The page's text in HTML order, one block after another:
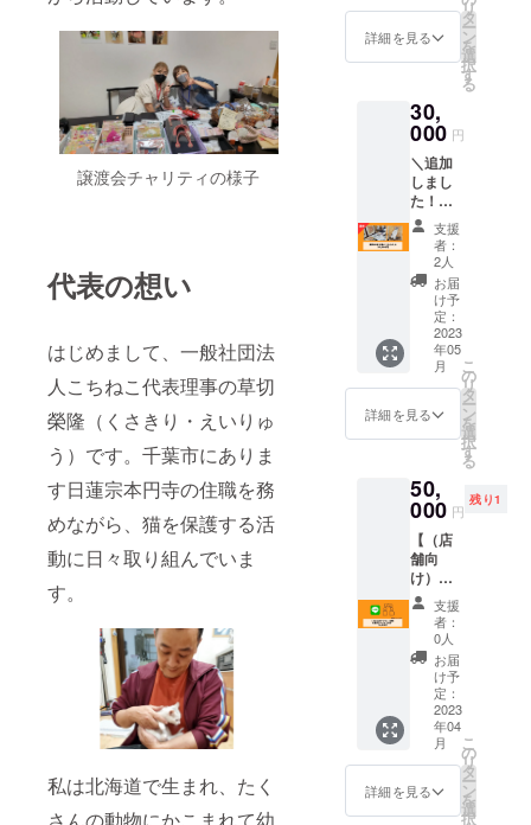
譲渡会チャリティの様子
代表の想い
はじめまして、一般社団法
人こちねこ代表理事の草切
榮隆（くさきり・えいりゅ
う）です。千葉市にありま
す日蓮宗本円寺の住職を務
めながら、猫を保護する活
動に日々取り組んでいま
す。
私は北海道で生まれ、たく
の構
築・運
広く対
応可能
で
す。
事例：
とんか
つ菊万
ます。
※横幅～
（デザ
インに
より可
変しま
す） ※
詳細は
メール
にてや
りとり
させて
いただ
きます
員の生
年月日
をお知
らせい
ます。
星回り
は固定
のもの
と、
年々変
わるも
のがあ
りま
す。 全
員を占
い、代
表者さ
んをも
とに、
いかに
社員が
気が上
がるの
かを総
合的に
占いま
す。
個々へ
のアド
バイス
もいた
します
よ。 ※
参加さ
れる方
全員の
生年月
日を備
詳細を見る
リ
タ
ー
ン
を
選
択
す
る
30,
000 円
＼追加
しまし
た！／
【動物
の絵を
描いて
もらえ
る】 こ
ちねこ
デザイ
ナー、
ウクラ
イナ出
身カテ
リナス
テルマ
あなた
の猫
ちゃん
（他の
動物で
も可）
を油絵
でお描
きしま
す。一
生の思
い出を
形に残
しま
す。
支援
者：
2人
お届
け予
定：
2023
年05
月
詳細を見る
こ
の
リ
タ
ー
ン
を
選
択
す
る
50,
000 円
残り1
【（店
舗向
け）
LINE公
式アカ
ウント
構築＆
運用ア
ドバイ
ス付
き】 "リ
ピート
率を向
上させ
売上を
支援
者：
0人
お届
け予
定：
2023
年04
月
詳細を見る
こ
の
リ
タ
ー
ン
を
選
択